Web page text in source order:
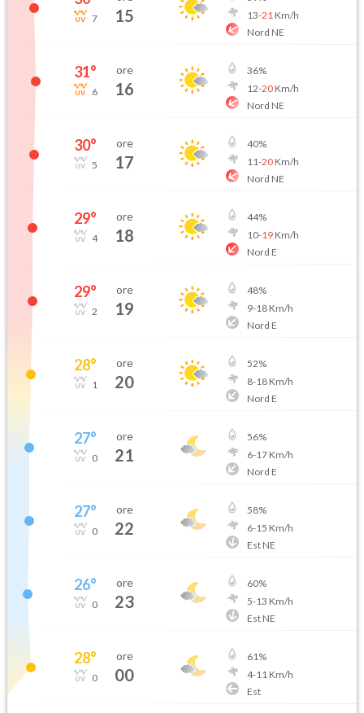
7 15
13-21 Km/h
Nord NE
31°
6
ore
16
36%
12-20Km/h
Nord NE
30°
5
ore
17
40%
11-20Km/h
Nord NE
29°
4
ore
18
44%
10-19Km/h
Nord E
29°
2
ore
19
48%
9-18Km/h
Nord E
28°
1
ore
20
52%
8-18Km/h
Nord E
27°
0
ore
21
56%
6-17Km/h
Nord E
27°
0
ore
22
58%
6-15 Km/h
Est NE
26°
0
ore
23
60%
5-13 Km/h
Est NE
28°
0
ore
00
61%
4-11 Km/h
Est